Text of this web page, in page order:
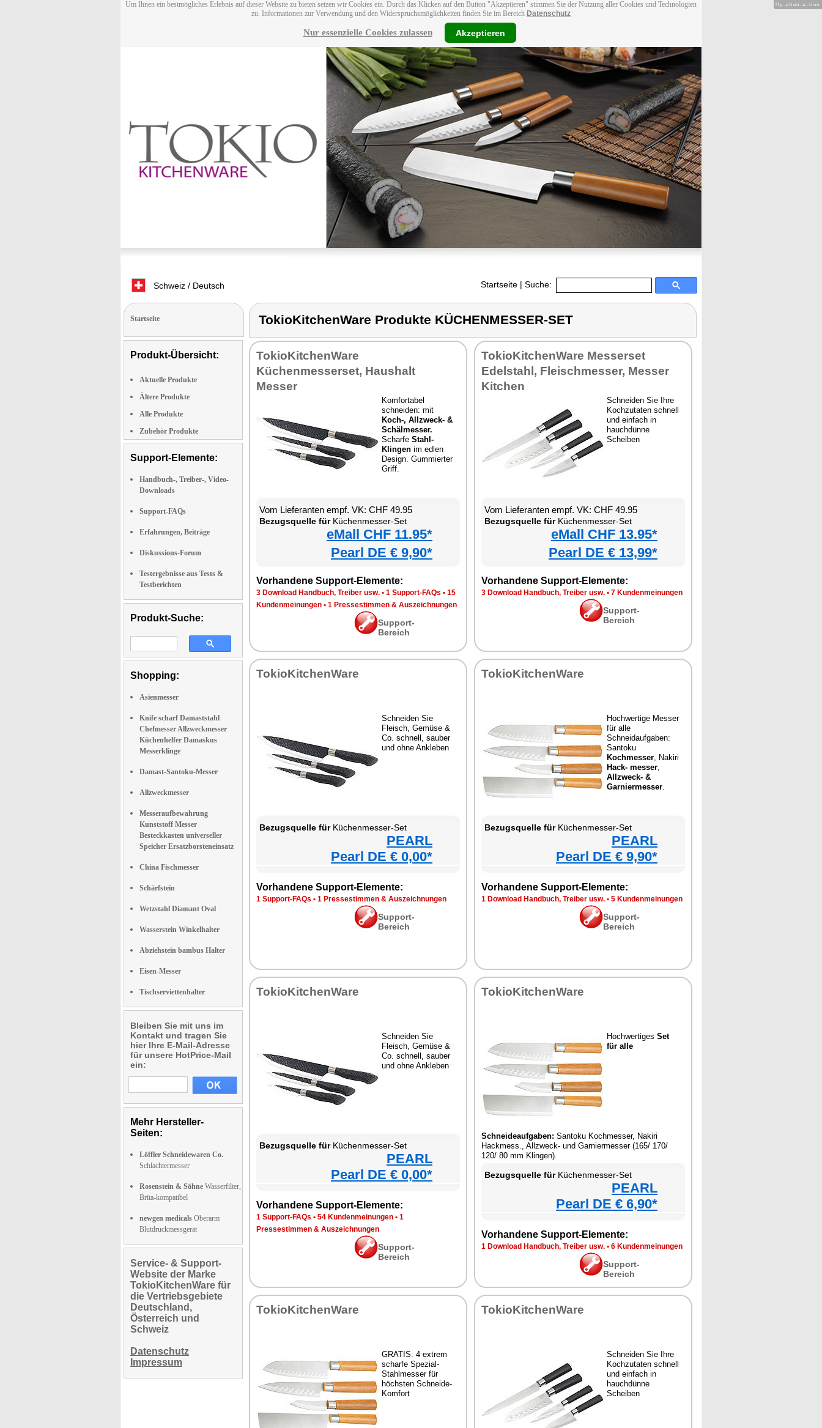
Um Ihnen ein bestmögliches Erlebnis auf dieser Website zu bieten setzen wir Cookies ein. Durch das Klicken auf den Button "Akzeptieren" stimmen Sie der Nutzung aller Cookies und Technologien
zu. Informationen zur Verwendung und den Widerspruchsmöglichkeiten finden Sie im Bereich Datenschutz
Nur essenzielle Cookies zulassen Akzeptieren
Schweiz / Deutsch Startseite | Suche:
Startseite
Produkt-Übersicht:
Aktuelle Produkte
Ältere Produkte
Alle Produkte
Zubehör Produkte
Support-Elemente:
Handbuch-, Treiber-, Video-
Downloads
Support-FAQs
Erfahrungen, Beiträge
Diskussions-Forum
Testergebnisse aus Tests &
Testberichten
Produkt-Suche:
Shopping:
Asienmesser
Knife scharf Damaststahl
Chefmesser Allzweckmesser
Küchenhelfer Damaskus
Messerklinge
Damast-Santoku-Messer
Allzweckmesser
Messeraufbewahrung
Kunststoff Messer
Besteckkasten universeller
Speicher Ersatzborsteneinsatz
China Fischmesser
Schärfstein
Wetzstahl Diamant Oval
Wasserstein Winkelhalter
Abziehstein bambus Halter
Eisen-Messer
Tischserviettenhalter
Bleiben Sie mit uns im
Kontakt und tragen Sie
hier Ihre E-Mail-Adresse
für unsere HotPrice-Mail
ein:
Mehr Hersteller-
Seiten:
Löffler Schneidewaren Co.
Schlachtermesser
Rosenstein & Söhne Wasserfilter,
Brita-kompatibel
newgen medicals Oberarm
Blutdruckmessgerät
Service- & Support-
Website der Marke
TokioKitchenWare für
die Vertriebsgebiete
Deutschland,
Österreich und
Schweiz
Datenschutz
Impressum
TokioKitchenWare Produkte KÜCHENMESSER-SET
TokioKitchenWare
Küchenmesserset, Haushalt
Messer
Komfortabel
schneiden: mit
Koch-, Allzweck- &
Schälmesser.
Scharfe Stahl-
Klingen im edlen
Design. Gummierter
Griff.
Vom Lieferanten empf. VK: CHF 49.95
Bezugsquelle fürKüchenmesser-Set
eMall CHF 11.95*
Pearl DE € 9,90*
Vorhandene Support-Elemente:
3 Download Handbuch, Treiber usw. • 1 Support-FAQs • 15
Kundenmeinungen • 1 Pressestimmen & Auszeichnungen
Support-
Bereich
TokioKitchenWare Messerset
Edelstahl, Fleischmesser, Messer
Kitchen
Schneiden Sie Ihre
Kochzutaten schnell
und einfach in
hauchdünne
Scheiben
Vom Lieferanten empf. VK: CHF 49.95
Bezugsquelle fürKüchenmesser-Set
eMall CHF 13.95*
Pearl DE € 13,99*
Vorhandene Support-Elemente:
3 Download Handbuch, Treiber usw. • 7 Kundenmeinungen
Support-
Bereich
TokioKitchenWare
Schneiden Sie
Fleisch, Gemüse &
Co. schnell, sauber
und ohne Ankleben
Bezugsquelle fürKüchenmesser-Set
PEARL
Pearl DE € 0,00*
Vorhandene Support-Elemente:
1 Support-FAQs • 1 Pressestimmen & Auszeichnungen
Support-
Bereich
TokioKitchenWare
Hochwertige Messer
für alle
Schneidaufgaben:
Santoku
Kochmesser, Nakiri
Hack- messer,
Allzweck- &
Garniermesser.
Bezugsquelle fürKüchenmesser-Set
PEARL
Pearl DE € 9,90*
Vorhandene Support-Elemente:
1 Download Handbuch, Treiber usw. • 5 Kundenmeinungen
Support-
Bereich
TokioKitchenWare
Schneiden Sie
Fleisch, Gemüse &
Co. schnell, sauber
und ohne Ankleben
Bezugsquelle fürKüchenmesser-Set
PEARL
Pearl DE € 0,00*
Vorhandene Support-Elemente:
1 Support-FAQs • 54 Kundenmeinungen • 1
Pressestimmen & Auszeichnungen
Support-
Bereich
TokioKitchenWare
Hochwertiges Set
für alle
Schneideaufgaben: Santoku Kochmesser, Nakiri
Hackmess., Allzweck- und Garniermesser (165/ 170/
120/ 80 mm Klingen).
Bezugsquelle fürKüchenmesser-Set
PEARL
Pearl DE € 6,90*
Vorhandene Support-Elemente:
1 Download Handbuch, Treiber usw. • 6 Kundenmeinungen
Support-
Bereich
TokioKitchenWare
GRATIS: 4 extrem
scharfe Spezial-
Stahlmesser für
höchsten Schneide-
Komfort
TokioKitchenWare
Schneiden Sie Ihre
Kochzutaten schnell
und einfach in
hauchdünne
Scheiben
Hy-phen-a-tion